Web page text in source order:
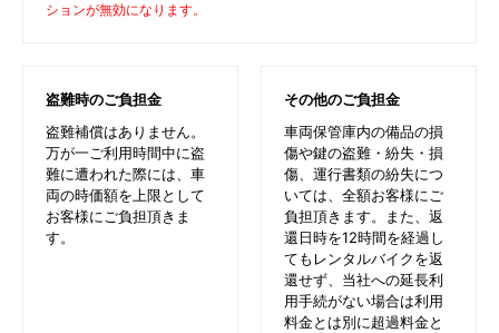
ションが無効になります。
盗難時のご負担金
盗難補償はありません。
万が一ご利用時間中に盗
難に遭われた際には、車
両の時価額を上限として
お客様にご負担頂きま
す。
その他のご負担金
車両保管庫内の備品の損
傷や鍵の盗難・紛失・損
傷、運行書類の紛失につ
いては、全額お客様にご
負担頂きます。また、返
還日時を12時間を経過し
てもレンタルバイクを返
還せず、当社への延長利
用手続がない場合は利用
料金とは別に超過料金と